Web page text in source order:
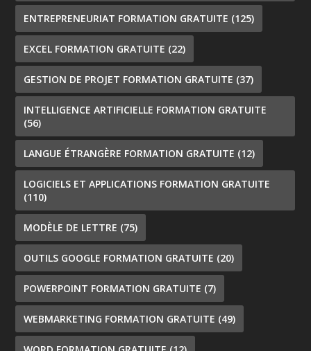
ENTREPRENEURIAT FORMATION GRATUITE (125)
EXCEL FORMATION GRATUITE (22)
GESTION DE PROJET FORMATION GRATUITE (37)
INTELLIGENCE ARTIFICIELLE FORMATION GRATUITE
(56)
LANGUE ÉTRANGÈRE FORMATION GRATUITE (12)
LOGICIELS ET APPLICATIONS FORMATION GRATUITE
(110)
MODÈLE DE LETTRE (75)
OUTILS GOOGLE FORMATION GRATUITE (20)
POWERPOINT FORMATION GRATUITE (7)
WEBMARKETING FORMATION GRATUITE (49)